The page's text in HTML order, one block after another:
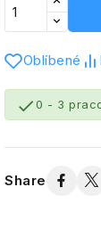
Oblíbené
0 - 3
Share